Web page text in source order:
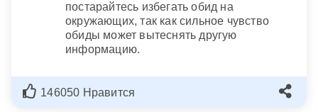
постарайтесь избегать обид на
окружающих, так как сильное чувство
обиды может вытеснять другую
информацию.
146050 Нравится